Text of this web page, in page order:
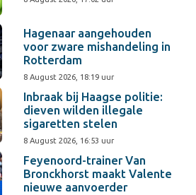
Hagenaar aangehouden
voor zware mishandeling in
Rotterdam
8 August 2026, 18:19 uur
Inbraak bij Haagse politie:
dieven wilden illegale
sigaretten stelen
8 August 2026, 16:53 uur
Feyenoord-trainer Van
Bronckhorst maakt Valente
nieuwe aanvoerder